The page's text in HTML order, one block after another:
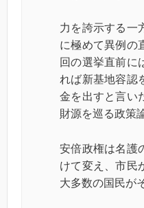
力を誇示する一
に極めて異例の
回の選挙直前に
れば新基地容認
金を出すと言い
財源を巡る政策
安倍政権は名護
けて変え、市民
大多数の国民が